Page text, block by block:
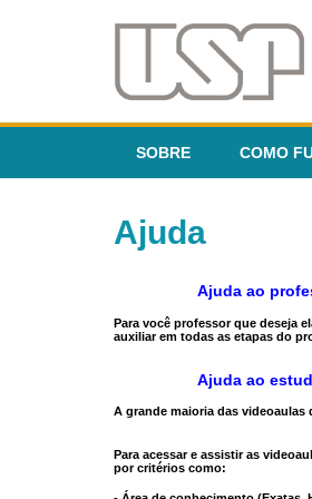
SOBRE COMO
Ajuda
Ajuda ao
Para você professor que deseja
auxiliar em todas as etapas do
Ajuda ao
A grande maioria das videoaulas
Para acessar e assistir as
por critérios como: